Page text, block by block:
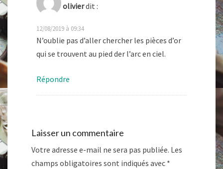
olivierdit :
12/08/2019 à 09:34
N’oublie pas d’aller chercher les pièces d’or
qui se trouvent au pied der l’arc en ciel.
Répondre
Laisser un commentaire
Votre adresse e-mail ne sera pas publiée. Les
champs obligatoires sont indiqués avec *